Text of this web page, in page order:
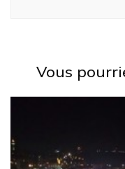
Vous